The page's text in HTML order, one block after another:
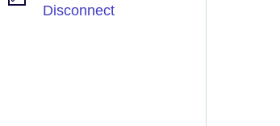
Disconnect